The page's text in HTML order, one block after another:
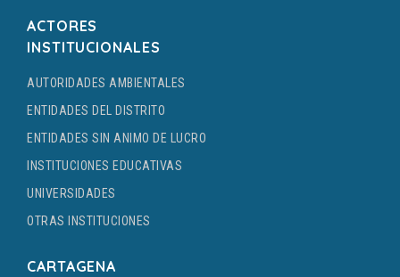
ACTORES
INSTITUCIONALES
AUTORIDADES AMBIENTALES
ENTIDADES DEL DISTRITO
ENTIDADES SIN ANIMO DE LUCRO
INSTITUCIONES EDUCATIVAS
UNIVERSIDADES
OTRAS INSTITUCIONES
CARTAGENA